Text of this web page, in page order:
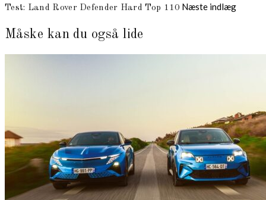
Test: Land Rover Defender Hard Top 110 Næste indlæg
Måske kan du også lide